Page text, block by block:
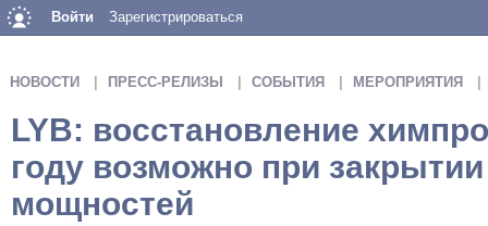
Войти Зарегистрироваться
НОВОСТИ ПРЕСС-РЕЛИЗЫ СОБЫТИЯ МЕРОПРИЯТИЯ
LYB: восстановление
году возможно при
мощностей